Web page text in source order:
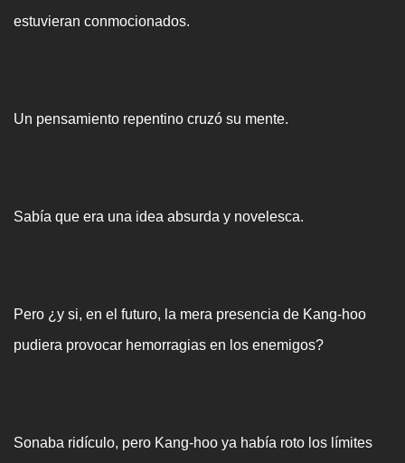
estuvieran conmocionados.
Un pensamiento repentino cruzó su mente.
Sabía que era una idea absurda y novelesca.
Pero ¿y si, en el futuro, la mera presencia de Kang-hoo
pudiera provocar hemorragias en los enemigos?
Sonaba ridículo, pero Kang-hoo ya había roto los límites